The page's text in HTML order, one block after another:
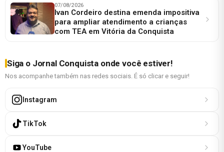
07/08/2026
Ivan Cordeiro destina emenda impositiva
para ampliar atendimento a crianças
com TEA em Vitória da Conquista
Siga o Jornal Conquista onde você estiver!
Nos acompanhe também nas redes sociais. É só clicar e seguir!
Instagram
TikTok
YouTube